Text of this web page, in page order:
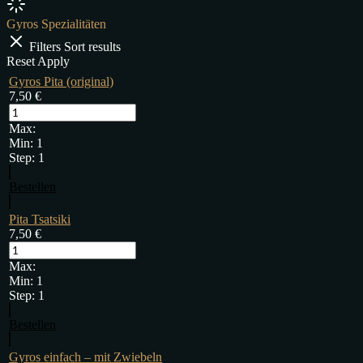
Gyros Spezialitäten
Filters Sort results
Reset Apply
Gyros Pita (original)
7,50 €
Max:
Min: 1
Step: 1
Pita Tsatsiki
7,50 €
Max:
Min: 1
Step: 1
Gyros einfach – mit Zwiebeln